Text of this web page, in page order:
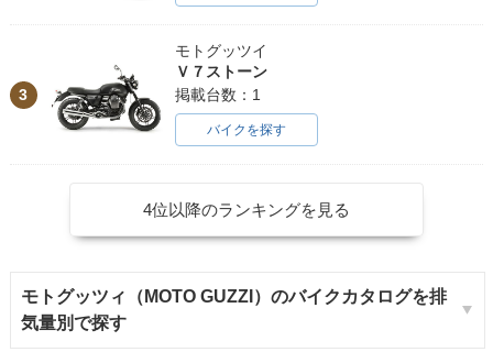
3
モトグッツイ
Ｖ７ストーン
掲載台数：1
バイクを探す
4位以降のランキングを見る
モトグッツィ（MOTO GUZZI）のバイクカタログを排
気量別で探す